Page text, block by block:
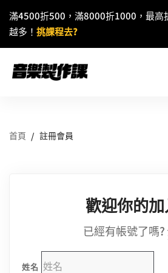
滿4500折500，滿8000折1000，最高
越多！ 挑課程去?
首頁 註冊會員
歡迎你的
已經有帳號了嗎?
姓名